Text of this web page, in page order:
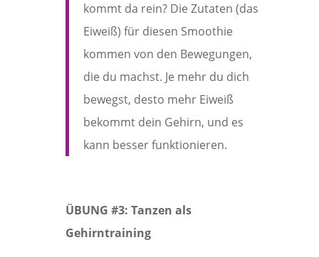
kommt da rein? Die Zutaten (das
Eiweiß) für diesen Smoothie
kommen von den Bewegungen,
die du machst. Je mehr du dich
bewegst, desto mehr Eiweiß
bekommt dein Gehirn, und es
kann besser funktionieren.
ÜBUNG #3: Tanzen als
Gehirntraining